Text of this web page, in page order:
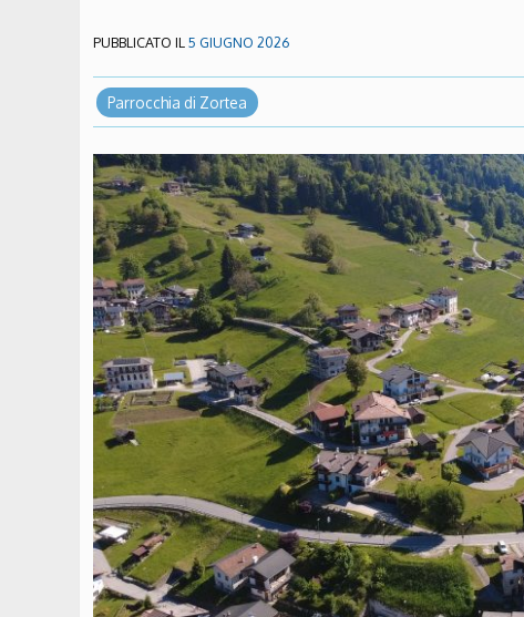
PUBBLICATO IL5 GIUGNO 2026
Parrocchia di Zortea